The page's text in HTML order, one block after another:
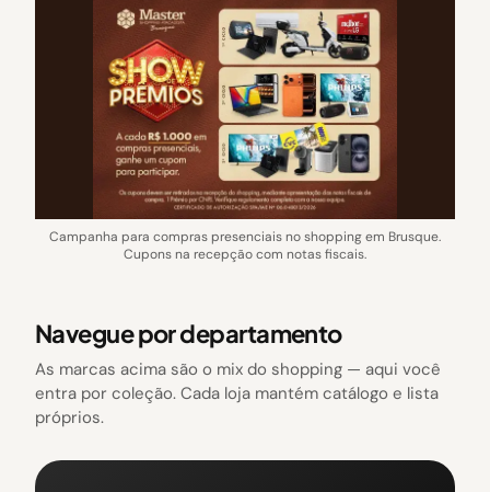
Campanha para compras presenciais no shopping em Brusque.
Cupons na recepção com notas fiscais.
Navegue por departamento
As marcas acima são o mix do shopping — aqui você
entra por coleção. Cada loja mantém catálogo e lista
próprios.